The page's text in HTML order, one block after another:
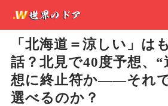
「北海道＝涼しい」は
話？北見で40度予想、“
想に終止符か――それ
選べるのか？